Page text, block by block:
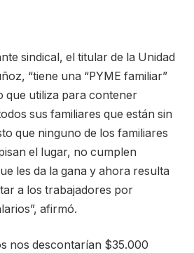
sindical, el titular de la Unidad
“tiene una “PYME familiar”
que utiliza para contener
sus familiares que están sin
que ninguno de los familiares
el lugar, no cumplen
les da la gana y ahora resulta
a los trabajadores por
afirmó.
nos descontarían $35.000